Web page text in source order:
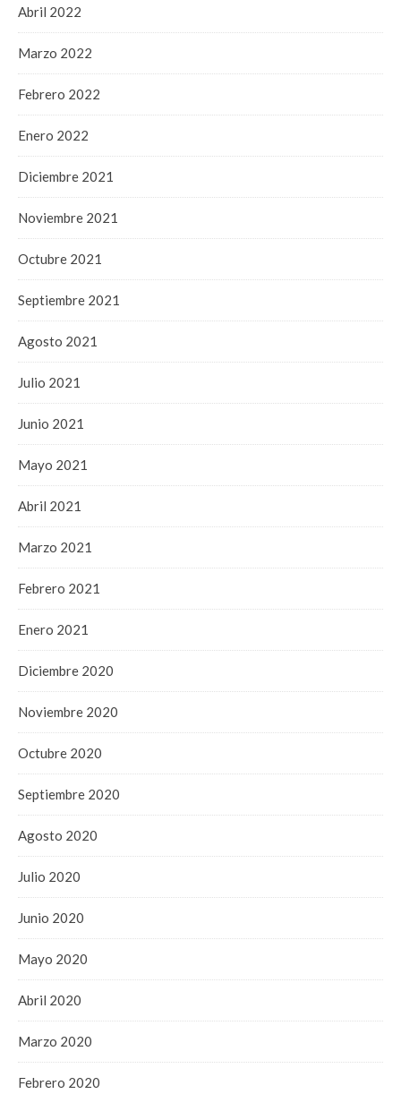
Abril 2022
Marzo 2022
Febrero 2022
Enero 2022
Diciembre 2021
Noviembre 2021
Octubre 2021
Septiembre 2021
Agosto 2021
Julio 2021
Junio 2021
Mayo 2021
Abril 2021
Marzo 2021
Febrero 2021
Enero 2021
Diciembre 2020
Noviembre 2020
Octubre 2020
Septiembre 2020
Agosto 2020
Julio 2020
Junio 2020
Mayo 2020
Abril 2020
Marzo 2020
Febrero 2020